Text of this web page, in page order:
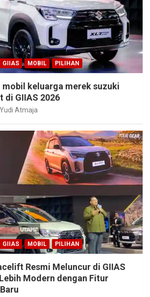
GIIAS MOBIL PILIHAN
mobil keluarga merek suzuki
di GIIAS 2026
Yudi Atmaja
GIIAS MOBIL PILIHAN
Resmi Meluncur di GIIAS
Modern dengan Fitur